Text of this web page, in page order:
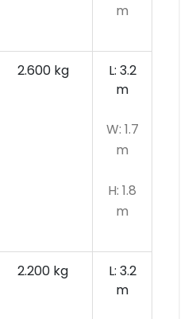
m
2.600 kg
L: 3.2
m
W: 1.7
m
H: 1.8
m
2.200 kg
L: 3.2
m